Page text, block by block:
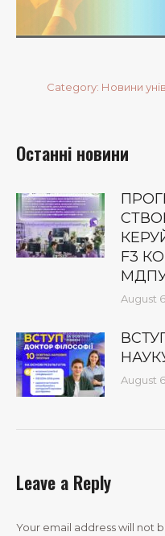
Category: Новини
Останні новини
F3
August
August
Leave a Reply
Your email address will not